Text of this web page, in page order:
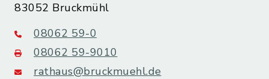
83052 Bruckmühl
08062 59-0
08062 59-9010
rathaus@bruckmuehl.de